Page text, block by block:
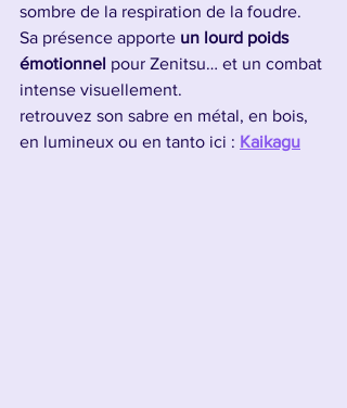
sombre de la respiration de la foudre.
Sa présence apporte un lourd poids
émotionnel pour Zenitsu… et un combat
intense visuellement.
retrouvez son sabre en métal, en bois,
en lumineux ou en tanto ici : Kaikagu